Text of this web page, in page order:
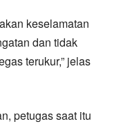
keselamatan
dan tidak
terukur,” jelas
petugas saat itu